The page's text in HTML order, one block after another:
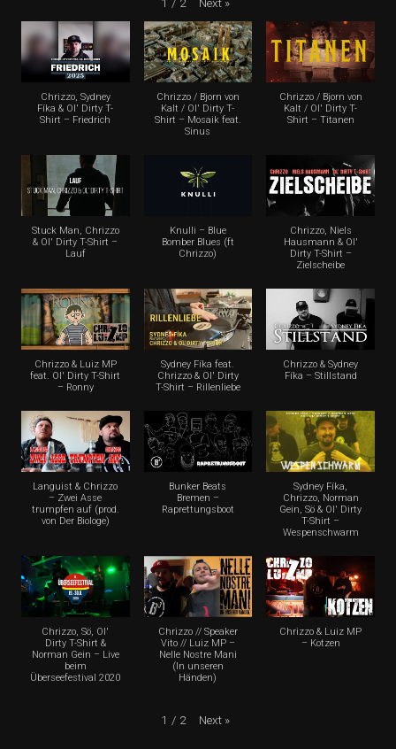
Chrizzo, Sydney
Fíka & Ol' Dirty T-
Shirt – Friedrich
Chrizzo / Bjorn von
Kalt / Ol' Dirty T-
Shirt – Mosaik feat.
Sinus
Chrizzo / Bjorn von
Kalt / Ol' Dirty T-
Shirt – Titanen
Stuck Man, Chrizzo
& Ol' Dirty T-Shirt –
Lauf
Knulli – Blue
Bomber Blues (ft
Chrizzo)
Chrizzo, Niels
Hausmann & Ol'
Dirty T-Shirt –
Zielscheibe
Chrizzo & Luiz MP
feat. Ol' Dirty T-Shirt
– Ronny
Sydney Fíka feat.
Chrizzo & Ol' Dirty
T-Shirt – Rillenliebe
Chrizzo & Sydney
Fíka – Stillstand
Languist & Chrizzo
– Zwei Asse
trumpfen auf (prod.
von Der Biologe)
Bunker Beats
Bremen –
Raprettungsboot
Sydney Fíka,
Chrizzo, Norman
Gein, Sö & Ol' Dirty
T-Shirt –
Wespenschwarm
Chrizzo, Sö, Ol'
Dirty T-Shirt &
Norman Gein – Live
beim
Überseefestival 2020
Chrizzo // Speaker
Vito // Luiz MP –
Nelle Nostre Mani
(In unseren
Händen)
Chrizzo & Luiz MP
– Kotzen
1 / 2 Next »